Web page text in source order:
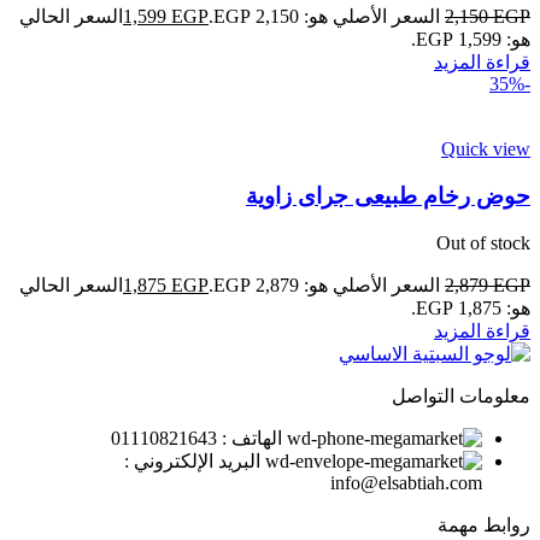
2,150EGP السعر الأصلي هو: 2,150 EGP. 1,599 EGP
السعر الحالي
هو: 1,599 EGP.
قراءة المزيد
-35%
Quick view
حوض رخام طبيعى جراى زاوية
Out of stock
2,879EGP السعر الأصلي هو: 2,879 EGP. 1,875 EGP
السعر الحالي
هو: 1,875 EGP.
قراءة المزيد
معلومات التواصل
الهاتف : 01110821643
البريد الإلكتروني :
info@elsabtiah.com
روابط مهمة